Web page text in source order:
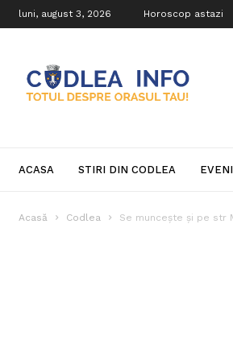
luni, august 3, 2026 Horoscop astazi
Info
ACASA STIRI DIN CODLEA
Acasă Codlea Se muncește și pe str